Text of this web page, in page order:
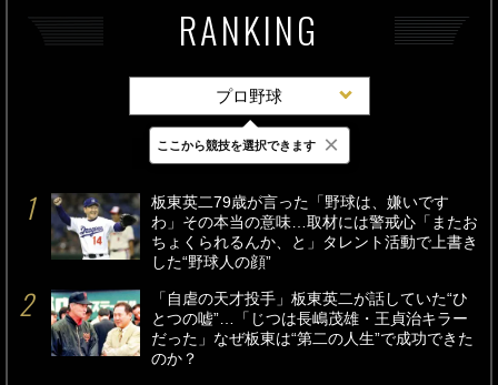
RANKING
プロ野球
最新 24時間 週間
板東英二79歳が言った「野球は、嫌いです
わ」その本当の意味…取材には警戒心「またお
ちょくられるんか、と」タレント活動で上書き
した“野球人の顔”
「自虐の天才投手」板東英二が話していた“ひ
とつの嘘”…「じつは長嶋茂雄・王貞治キラー
だった」なぜ板東は“第二の人生”で成功できた
のか？
ここから競技を選択できます ×